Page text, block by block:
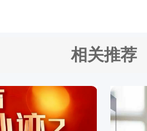
相关推荐